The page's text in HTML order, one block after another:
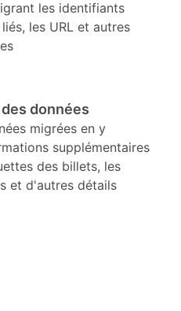
les identifiants
les URL et autres
données
migrées en y
supplémentaires
des billets, les
et d'autres détails